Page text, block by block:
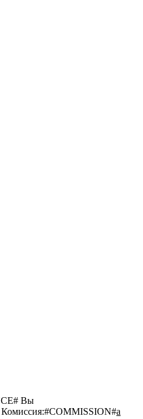
Вы
Комиссия:#COMMISSION#a